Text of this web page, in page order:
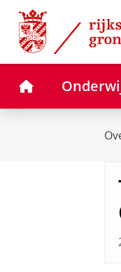
Skip
Content
Skip
Navigation
Home